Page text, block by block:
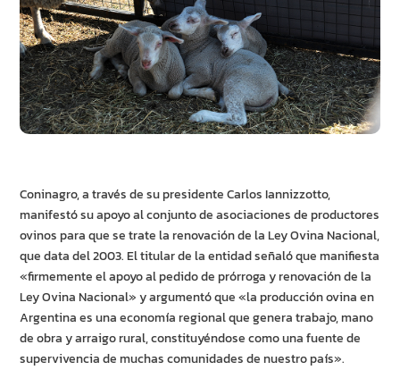
Coninagro, a través de su presidente Carlos Iannizzotto,
manifestó su apoyo al conjunto de asociaciones de productores
ovinos para que se trate la renovación de la Ley Ovina Nacional,
que data del 2003. El titular de la entidad señaló que manifiesta
«firmemente el apoyo al pedido de prórroga y renovación de la
Ley Ovina Nacional» y argumentó que «la producción ovina en
Argentina es una economía regional que genera trabajo, mano
de obra y arraigo rural, constituyéndose como una fuente de
supervivencia de muchas comunidades de nuestro país».